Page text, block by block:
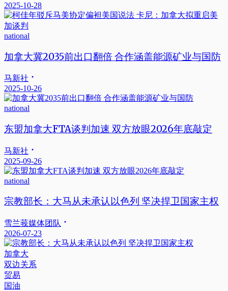
2025-10-28
national
加拿大冀2035前出口翻倍 合作涵盖能源矿业与国防
马新社
2025-10-26
national
东盟加拿大FTA谈判加速 双方放眼2026年底敲定
马新社
2025-09-26
national
宗教部长：大马从未承认以色列 坚决捍卫国家主权
雪兰莪媒体团队
2026-07-23
加拿大
双边关系
贸易
国油